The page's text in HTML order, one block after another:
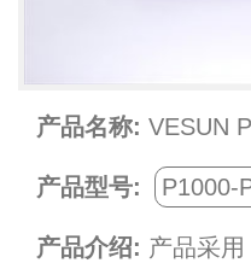
产品名称: VESUN
产品型号: P1000-
产品介绍: 产品采